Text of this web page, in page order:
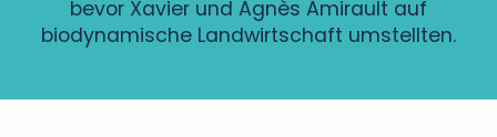
bevor Xavier und Agnès Amirault auf
biodynamische Landwirtschaft umstellten.